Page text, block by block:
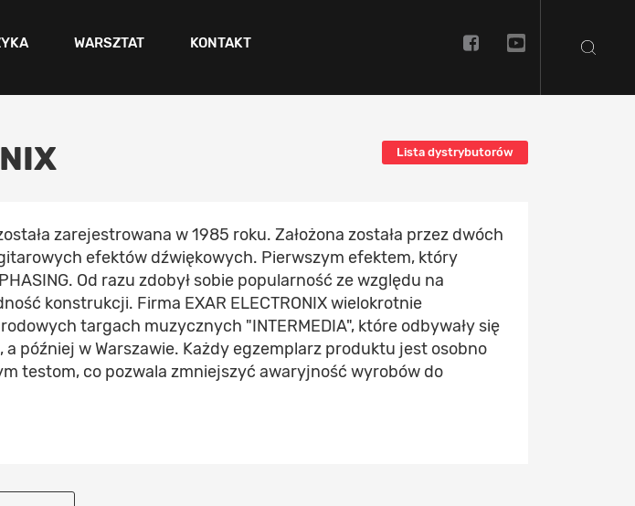
WARSZTAT KONTAKT
Lista dystrybutorów
zarejestrowana w 1985 roku. Założona została przez dwóch
efektów dźwiękowych. Pierwszym efektem, który
Od razu zdobył sobie popularność ze względu na
konstrukcji. Firma EXAR ELECTRONIX wielokrotnie
targach muzycznych "INTERMEDIA", które odbywały się
a później w Warszawie. Każdy egzemplarz produktu jest osobno
testom, co pozwala zmniejszyć awaryjność wyrobów do